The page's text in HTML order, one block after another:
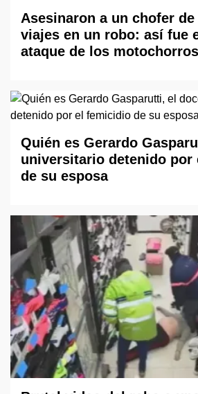
Asesinaron a un chofer de
viajes en un robo: así fue
ataque de los motochorros
Quién es Gerardo
universitario detenido por
de su esposa